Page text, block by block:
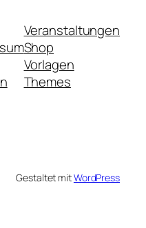
Veranstaltungen
Shop
Vorlagen
Themes
Gestaltet mitWordPress